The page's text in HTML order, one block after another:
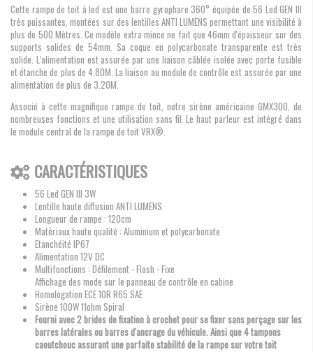
Cette rampe de toit à led est une barre gyrophare 360° équipée de 56 Led GEN III
très puissantes, montées sur des lentilles ANTI LUMENS permettant une visibilité à
plus de 500 Mètres. Ce modèle extra mince ne fait que 46mm d'épaisseur sur des
supports solides de 54mm. Sa coque en polycarbonate transparente est très
solide. L'alimentation est assurée par une liaison câblée isolée avec porte fusible
et étanche de plus de 4.80M. La liaison au module de contrôle est assurée par une
alimentation de plus de 3.20M.
Associé à cette magnifique rampe de toit, notre sirène américaine GMX300, de
nombreuses fonctions et une utilisation sans fil. Le haut parleur est intégré dans
le module central de la rampe de toit VRX®.
CARACTÉRISTIQUES
56 Led GEN III 3W
Lentille haute diffusion ANTI LUMENS
Longueur de rampe : 120cm
Matériaux haute qualité : Aluminium et polycarbonate
Etanchéité IP67
Alimentation 12V DC
Multifonctions : Défilement - Flash - Fixe
Affichage des mode sur le panneau de contrôle en cabine
Homologation ECE 10R R65 SAE
Sirène 100W 11ohm Spiral
Fourni avec 2 brides de fixation à crochet pour se fixer sans perçage sur les
barres latérales ou barres d'ancrage du véhicule. Ainsi que 4 tampons
caoutchouc assurant une parfaite stabilité de la rampe sur votre toit